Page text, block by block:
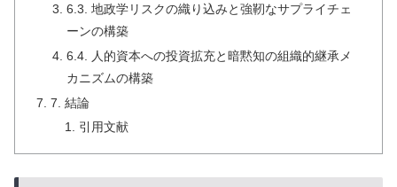
6.3. 地政学リスクの織り込みと強靭なサプライチェ
ーンの構築
6.4. 人的資本への投資拡充と暗黙知の組織的継承メ
カニズムの構築
7. 結論
引用文献